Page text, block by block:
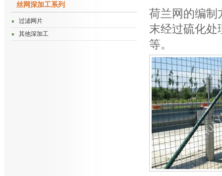
丝网深加工系列
过滤网片
其他深加工
荷兰网的编制
末经过硫化处
等。